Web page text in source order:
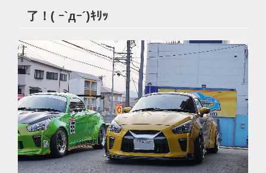
了！( ｰ`дｰ´)ｷﾘｯ